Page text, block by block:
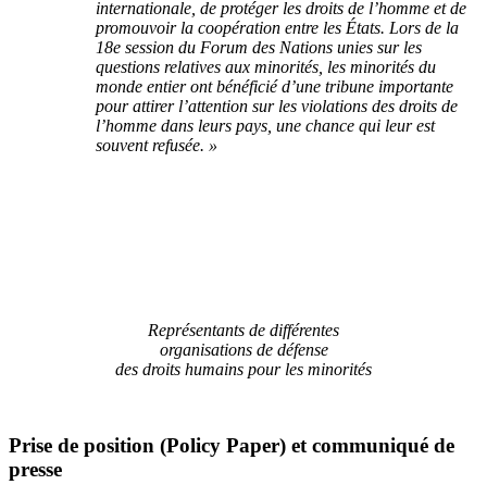
internationale, de protéger les droits de l’homme et de
promouvoir la coopération entre les États. Lors de la
18e session du Forum des Nations unies sur les
questions relatives aux minorités, les minorités du
monde entier ont bénéficié d’une tribune importante
pour attirer l’attention sur les violations des droits de
l’homme dans leurs pays, une chance qui leur est
souvent refusée. »
Représentants de différentes
organisations de défense
des droits humains pour les minorités
Prise de position (Policy Paper) et communiqué de
presse